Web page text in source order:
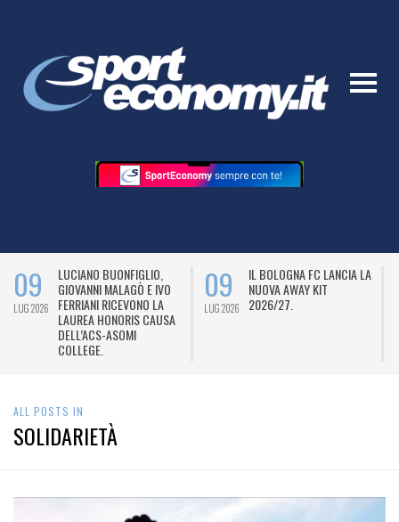
09
LUG 2026
LUCIANO BUONFIGLIO,
GIOVANNI MALAGÒ E IVO
FERRIANI RICEVONO LA
LAUREA HONORIS CAUSA
DELL’ACS-ASOMI
COLLEGE.
09
LUG 2026
IL BOLOGNA FC LANCIA LA
NUOVA AWAY KIT
2026/27.
ALL POSTS IN
SOLIDARIETÀ